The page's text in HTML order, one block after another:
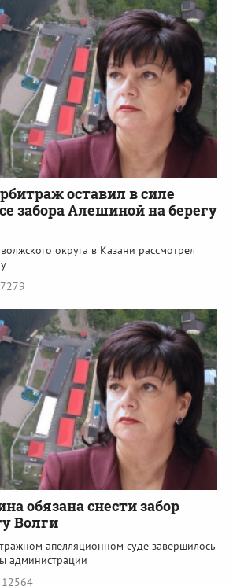
оставил в силе
забора Алешиной на берегу
округа в Казани рассмотрел
7279
обязана снести забор
Волги
апелляционном суде завершилось
администрации
12564